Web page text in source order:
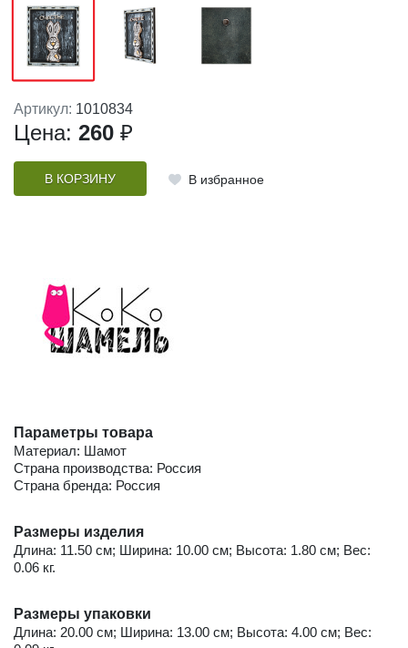
Артикул: 1010834
Цена: 260 ₽
В КОРЗИНУ В избранное
Параметры товара
Материал: Шамот
Страна производства: Россия
Страна бренда: Россия
Размеры изделия
Длина: 11.50 см; Ширина: 10.00 см; Высота: 1.80 см; Вес:
0.06 кг.
Размеры упаковки
Длина: 20.00 см; Ширина: 13.00 см; Высота: 4.00 см; Вес: